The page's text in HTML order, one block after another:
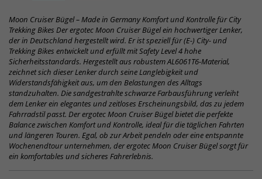
Moon Cruiser Bügel – Made in Germany Komfort und Kontrolle für City
Trekking Bikes Der ergotec Moon Cruiser Bügel ein hochwertiger Lenker,
der in Deutschland hergestellt wird. Er ist speziell für (E-) City- und
Trekking Bikes entwickelt und erfüllt mit Safety Level 4 hohe
Sicherheitsstandards. Hergestellt aus robustem AL6061T6-Material,
zeichnet sich dieser Lenker durch seine Langlebigkeit und
Widerstandsfähigkeit aus, um den Belastungen des Alltags
standzuhalten. Die sandgestrahlte schwarze Farbausführung verleiht
dem Lenker ein elegantes und zeitloses Erscheinungsbild, das zu jedem
Fahrradstil passt. Der ergotec Moon Cruiser Bügel bietet die perfekte
Balance zwischen Komfort und Kontrolle, ideal für die täglichen Fahrten
und längeren Touren. Egal, ob zur Arbeit pendeln oder eine entspannte
Wochenendtour unternehmen, der ergotec Moon Cruiser Bügel sorgt für
ein komfortables und sicheres Fahrerlebnis.